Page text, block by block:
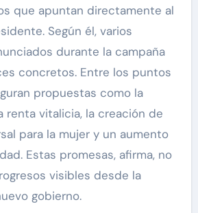
que apuntan directamente al
Según él, varios
durante la campaña
concretos. Entre los puntos
propuestas como la
renta vitalicia, la creación de
para la mujer y un aumento
Estas promesas, afirma, no
visibles desde la
gobierno.